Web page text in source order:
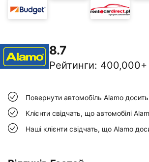
8.7
Рейтинги: 400,000+
Повернути автомобіль Alamo
Клієнти свідчать, що автомобілі
Наші клієнти свідчать, що Alamo